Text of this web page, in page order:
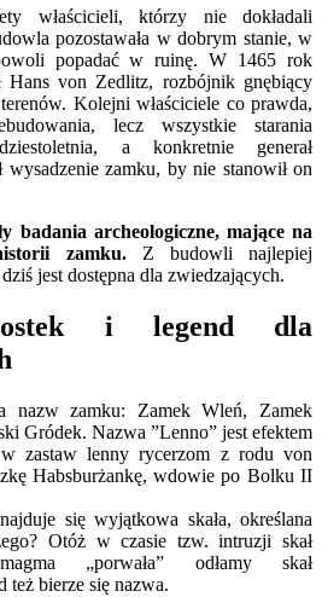
właścicieli, którzy nie dokładali
pozostawała w dobrym stanie, w
popadać w ruinę. W 1465 rok
Hans von Zedlitz, rozbójnik gnębiący
Kolejni właściciele co prawda,
lecz wszystkie starania
a konkretnie generał
wysadzenie zamku, by nie stanowił on
badania archeologiczne, mające na
zamku.Z budowli najlepiej
jest dostępna dla zwiedzających.
i legend dla
nazw zamku: Zamek Wleń, Zamek
Gródek. Nazwa ”Lenno” jest efektem
w zastaw lenny rycerzom z rodu von
Habsburżankę, wdowie po Bolku II
się wyjątkowa skała, określana
Otóż w czasie tzw. intruzji skał
„porwała” odłamy skał
też bierze się nazwa.